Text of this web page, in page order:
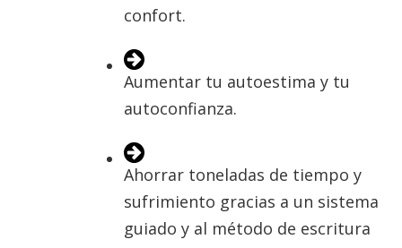
confort.
Aumentar tu autoestima y tu
autoconfianza.
Ahorrar toneladas de tiempo y
sufrimiento gracias a un sistema
guiado y al método de escritura